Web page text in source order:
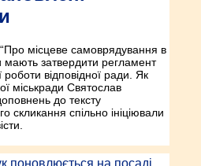
місцеве самоврядування в
мають затвердити регламент
роботи відповідної ради. Як
міськради Святослав
до тексту
скликання спільно ініціювали